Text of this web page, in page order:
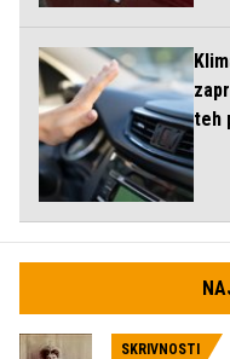
teh
SKRIVNOSTI